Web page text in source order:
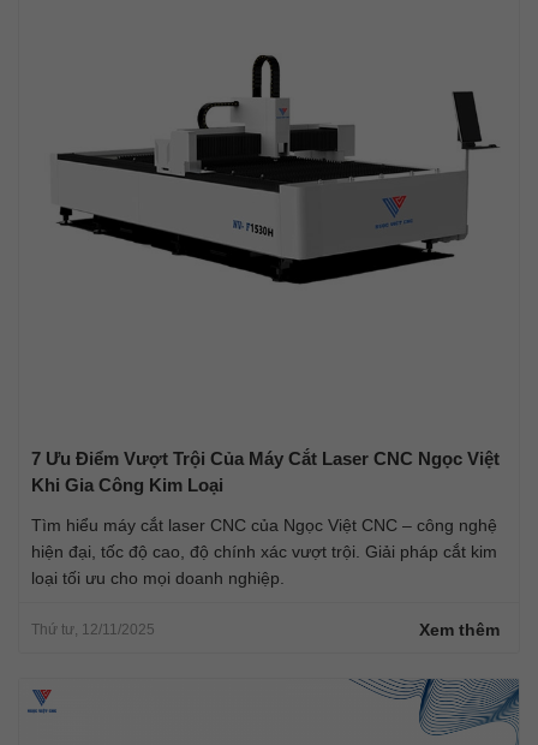
7 Ưu Điểm Vượt Trội Của Máy Cắt Laser CNC Ngọc Việt
Khi Gia Công Kim Loại
Tìm hiểu máy cắt laser CNC của Ngọc Việt CNC – công nghệ
hiện đại, tốc độ cao, độ chính xác vượt trội. Giải pháp cắt kim
loại tối ưu cho mọi doanh nghiệp.
Thứ tư, 12/11/2025 Xem thêm